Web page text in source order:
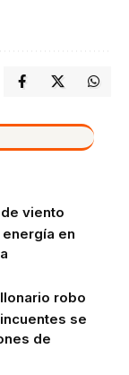
viento
en
robo
se
de